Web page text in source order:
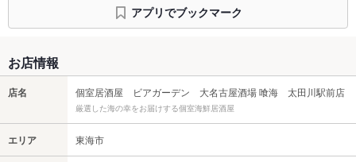
アプリでブックマーク
お店情報
店名 個室居酒屋 ビアガーデン 大名古屋酒場 喰海 太田川駅前店
厳選した海の幸をお届けする個室海鮮居酒屋
エリア 東海市